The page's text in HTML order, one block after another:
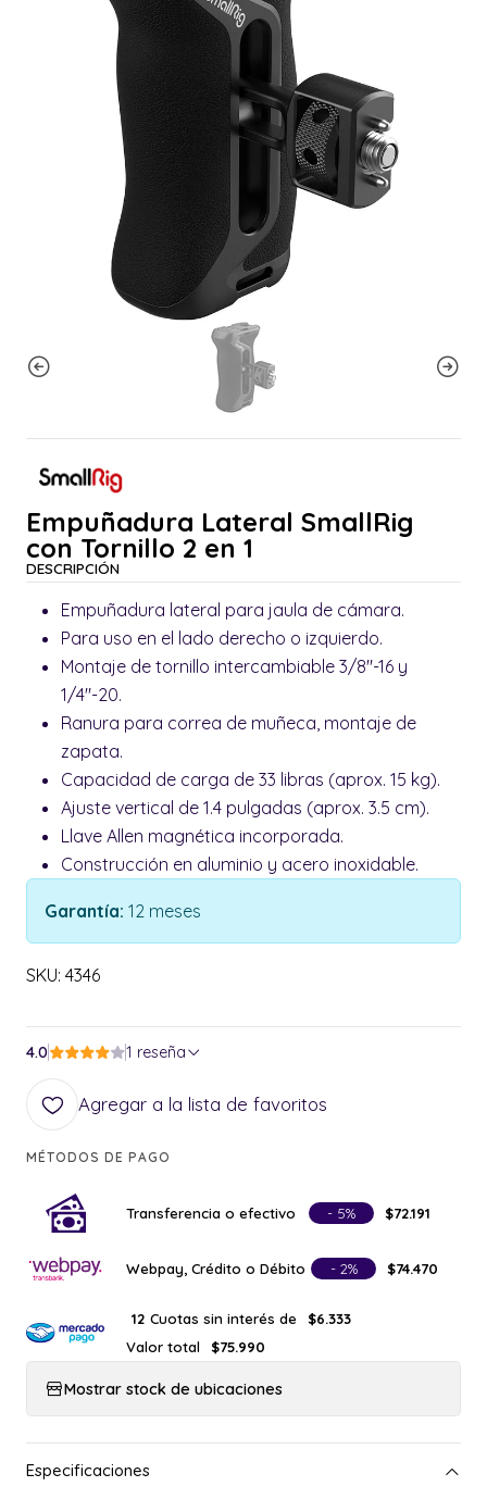
Empuñadura Lateral SmallRig
con Tornillo 2 en 1
DESCRIPCIÓN
Empuñadura lateral para jaula de cámara.
Para uso en el lado derecho o izquierdo.
Montaje de tornillo intercambiable 3/8"-16 y
1/4"-20.
Ranura para correa de muñeca, montaje de
zapata.
Capacidad de carga de 33 libras (aprox. 15 kg).
Ajuste vertical de 1.4 pulgadas (aprox. 3.5 cm).
Llave Allen magnética incorporada.
Construcción en aluminio y acero inoxidable.
Garantía: 12 meses
SKU: 4346
4.0 1 reseña
Agregar a la lista de favoritos
MÉTODOS DE PAGO
Transferencia o efectivo - 5% $72.191
Webpay, Crédito o Débito - 2% $74.470
12 Cuotas sin interés de
$6.333
Valor total
$75.990
Mostrar stock de ubicaciones